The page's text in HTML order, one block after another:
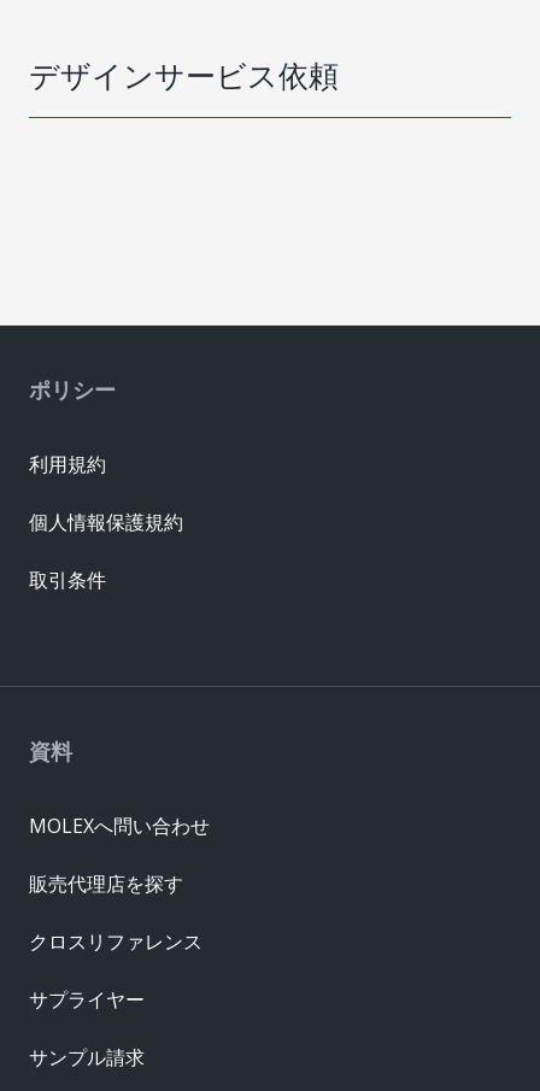
デザインサービス依頼
資料
MOLEXへ問い合わせ
販売代理店を探す
クロスリファレンス
サプライヤー
サンプル請求
ポリシー
利用規約
個人情報保護規約
取引条件